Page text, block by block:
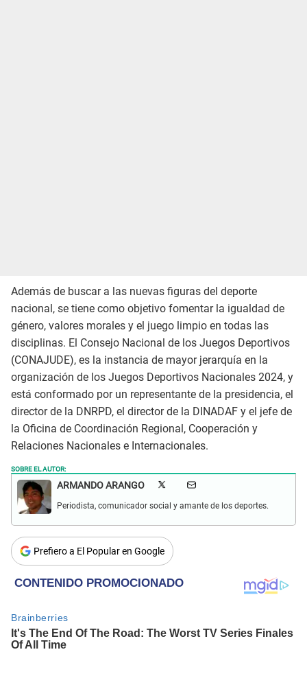
Además de buscar a las nuevas figuras del deporte
nacional, se tiene como objetivo fomentar la igualdad de
género, valores morales y el juego limpio en todas las
disciplinas. El Consejo Nacional de los Juegos Deportivos
(CONAJUDE), es la instancia de mayor jerarquía en la
organización de los Juegos Deportivos Nacionales 2024, y
está conformado por un representante de la presidencia, el
director de la DNRPD, el director de la DINADAF y el jefe de
la Oficina de Coordinación Regional, Cooperación y
Relaciones Nacionales e Internacionales.
SOBRE EL AUTOR:
ARMANDO ARANGO
Periodista, comunicador social y amante de los deportes.
Prefiero a El Popular en Google